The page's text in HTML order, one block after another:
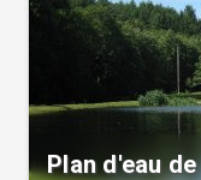
Plan d'eau